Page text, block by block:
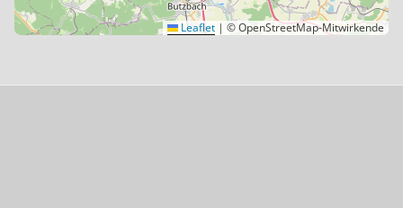
Leaflet | © OpenStreetMap-Mitwirkende